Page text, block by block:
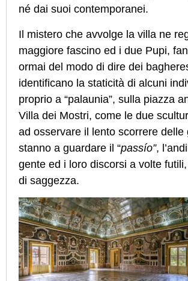
né dai suoi contemporanei.
Il mistero che avvolge la villa ne
maggiore fascino ed i due Pupi,
ormai del modo di dire dei
identificano la staticità di alcuni
proprio a “palaunia”, sulla piazza
Villa dei Mostri, come le due
ad osservare il lento scorrere delle
stanno a guardare il “passío”,
gente ed i loro discorsi a volte
di saggezza.